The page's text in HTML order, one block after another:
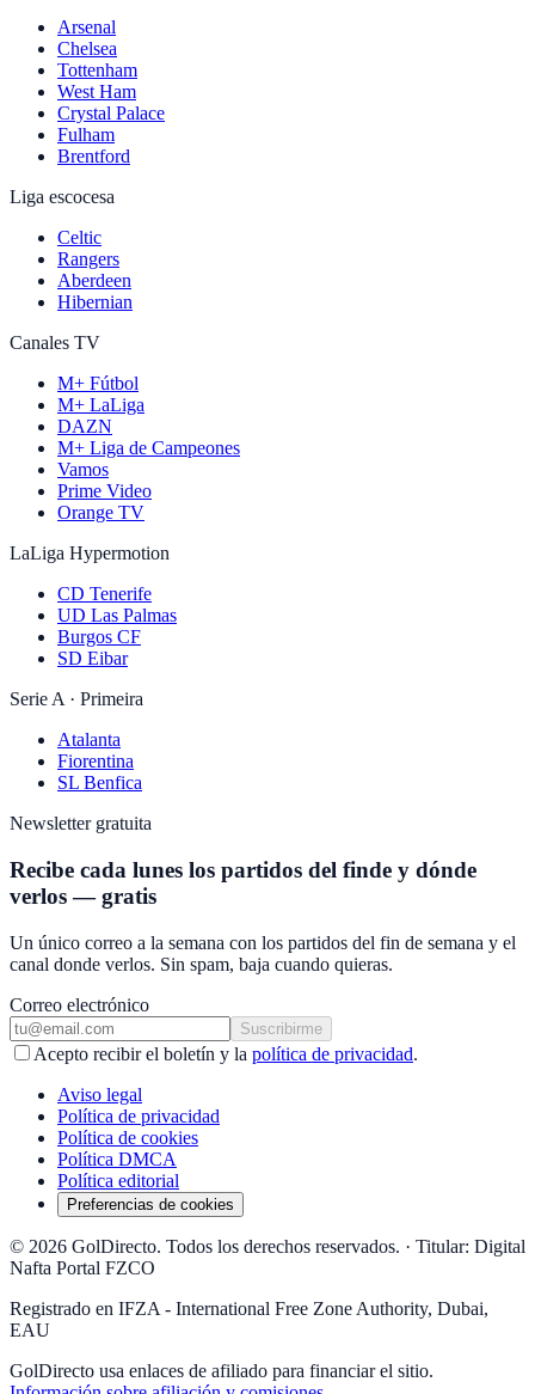
Arsenal
Chelsea
Tottenham
West Ham
Crystal Palace
Fulham
Brentford
Liga escocesa
Celtic
Rangers
Aberdeen
Hibernian
Canales TV
M+ Fútbol
M+ LaLiga
DAZN
M+ Liga de Campeones
Vamos
Prime Video
Orange TV
LaLiga Hypermotion
CD Tenerife
UD Las Palmas
Burgos CF
SD Eibar
Serie A · Primeira
Atalanta
Fiorentina
SL Benfica
Newsletter gratuita
Recibe cada lunes los partidos del finde y dónde
verlos — gratis
Un único correo a la semana con los partidos del fin de semana y el
canal donde verlos. Sin spam, baja cuando quieras.
Correo electrónico
Suscribirme
Acepto recibir el boletín y la política de privacidad.
Aviso legal
Política de privacidad
Política de cookies
Política DMCA
Política editorial
Preferencias de cookies
© 2026 GolDirecto. Todos los derechos reservados. · Titular: Digital
Nafta Portal FZCO
Registrado en IFZA - International Free Zone Authority, Dubai,
EAU
GolDirecto usa enlaces de afiliado para financiar el sitio.